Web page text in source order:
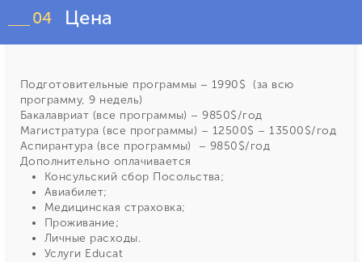
04 Цена
Подготовительные программы – 1990$ (за всю
программу, 9 недель)
Бакалавриат (все программы) – 9850$/год
Магистратура (все программы) – 12500$ – 13500$/год
Аспирантура (все программы) – 9850$/год
Дополнительно оплачивается
Консульский сбор Посольства;
Авиабилет;
Медицинская страховка;
Проживание;
Личные расходы.
Услуги Educat